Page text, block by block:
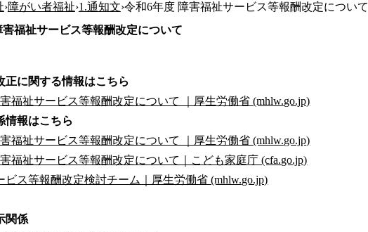
›障がい者福祉›1.通知文›令和6年度 障害福祉サービス等報酬改定について
害福祉サービス等報酬改定について
正に関する情報はこちら
福祉サービス等報酬改定について ｜厚生労働省 (mhlw.go.jp)
情報はこちら
福祉サービス等報酬改定について ｜厚生労働省 (mhlw.go.jp)
福祉サービス等報酬改定について｜こども家庭庁 (cfa.go.jp)
ビス等報酬改定検討チーム｜厚生労働省 (mhlw.go.jp)
関係